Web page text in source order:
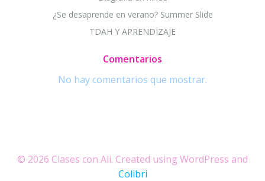
¿Se desaprende en verano? Summer Slide
TDAH Y APRENDIZAJE
Comentarios
No hay comentarios que mostrar.
© 2026 Clases con Ali. Created using WordPress and
Colibri